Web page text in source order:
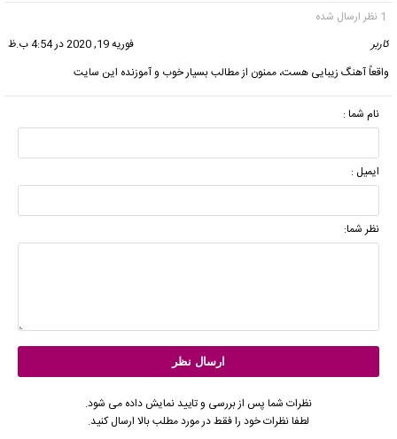
1 نظر ارسال شده
کاربر
فوریه 19, 2020 در 4:54 ب.ظ
واقعاً آهنگ زیبایی هست، ممنون از مطالب بسیار خوب و آموزنده این سایت
نام شما :
ایمیل :
نظر شما:
نظرات شما پس از بررسی و تایید نمایش داده می شود.
لطفا نظرات خود را فقط در مورد مطلب بالا ارسال کنید.